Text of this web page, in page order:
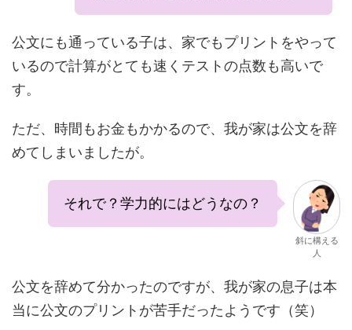
公文にも通っている子は、家でもプリントをやって
いるので計算がとても速くテストの点数も高いで
す。
ただ、時間もお金もかかるので、我が家は公文を辞
めてしまいましたが。
それで？学力的にはどうなの？
斜に構える
人
公文を辞めて分かったのですが、我が家の息子は本
当に公文のプリントが苦手だったようです（笑）